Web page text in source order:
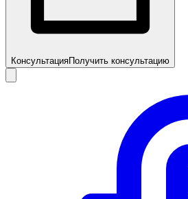
КонсультацияПолучить консультацию